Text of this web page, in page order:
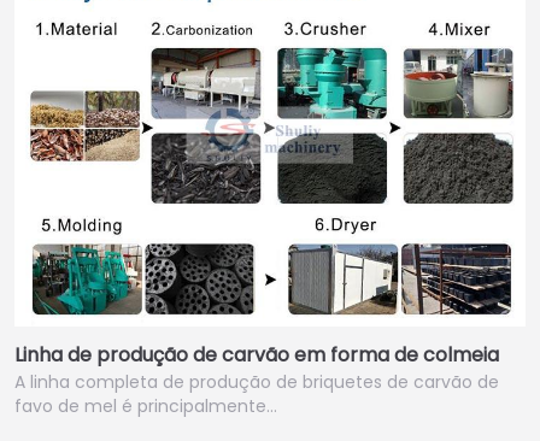
Linha de produção de carvão em forma de colmeia
A linha completa de produção de briquetes de carvão de
favo de mel é principalmente…